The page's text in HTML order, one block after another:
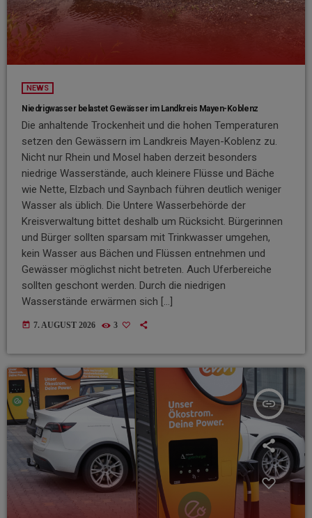
NEWS
Niedrigwasser belastet Gewässer im Landkreis Mayen-Koblenz
Die anhaltende Trockenheit und die hohen Temperaturen
setzen den Gewässern im Landkreis Mayen-Koblenz zu.
Nicht nur Rhein und Mosel haben derzeit besonders
niedrige Wasserstände, auch kleinere Flüsse und Bäche
wie Nette, Elzbach und Saynbach führen deutlich weniger
Wasser als üblich. Die Untere Wasserbehörde der
Kreisverwaltung bittet deshalb um Rücksicht. Bürgerinnen
und Bürger sollten sparsam mit Trinkwasser umgehen,
kein Wasser aus Bächen und Flüssen entnehmen und
Gewässer möglichst nicht betreten. Auch Uferbereiche
sollten geschont werden. Durch die niedrigen
Wasserstände erwärmen sich […]
today 7. AUGUST 2026 3
insert_link